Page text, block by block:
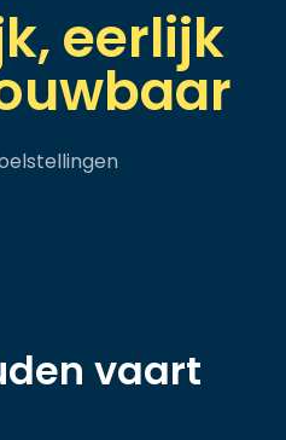
eerlijk
vaart